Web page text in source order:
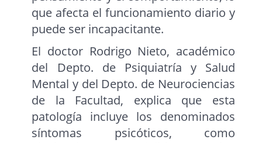
que afecta el funcionamiento diario y
puede ser incapacitante.
El doctor Rodrigo Nieto, académico
del Depto. de Psiquiatría y Salud
Mental y del Depto. de Neurociencias
de la Facultad, explica que esta
patología incluye los denominados
síntomas psicóticos, como